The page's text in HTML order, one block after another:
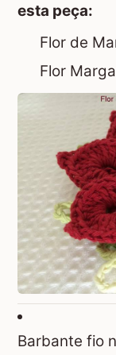
esta peça:
Flor de
Flor
Barbante fio